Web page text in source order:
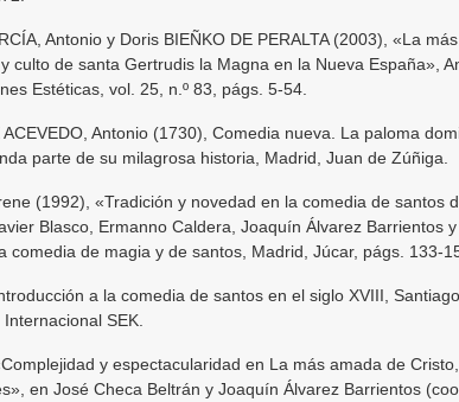
Antonio y Doris BIEÑKO DE PERALTA (2003), «La
culto de santa Gertrudis la Magna en la Nueva España»,
Estéticas, vol. 25, n.º 83, págs. 5-54.
ACEVEDO, Antonio (1730), Comedia nueva. La paloma
parte de su milagrosa historia, Madrid, Juan de Zúñiga.
(1992), «Tradición y novedad en la comedia de santos
Blasco, Ermanno Caldera, Joaquín Álvarez Barrientos
comedia de magia y de santos, Madrid, Júcar, págs. 133-
a la comedia de santos en el siglo XVIII,
SEK.
y espectacularidad en La más amada de
en José Checa Beltrán y Joaquín Álvarez Barrientos